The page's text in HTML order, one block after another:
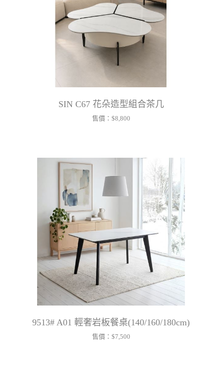
SIN C67 花朵造型組合茶几
售價： $8,800
9513# A01 輕奢岩板餐桌(140/160/180cm)
售價： $7,500